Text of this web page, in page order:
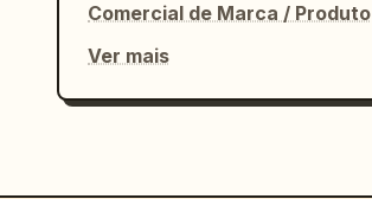
Comercial de Marca / Produto
Ver mais